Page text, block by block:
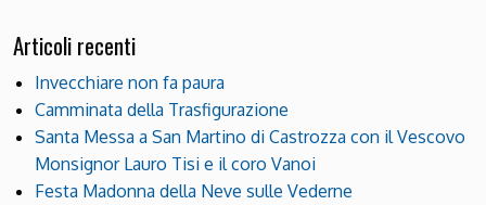
Articoli recenti
Invecchiare non fa paura
Camminata della Trasfigurazione
Santa Messa a San Martino di Castrozza con il Vescovo
Monsignor Lauro Tisi e il coro Vanoi
Festa Madonna della Neve sulle Vederne